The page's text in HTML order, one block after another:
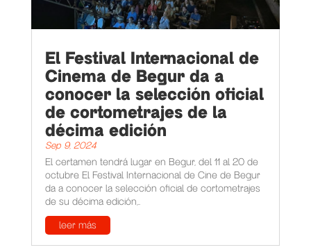
El Festival Internacional de
Cinema de Begur da a
conocer la selección oficial
de cortometrajes de la
décima edición
Sep 9, 2024
El certamen tendrá lugar en Begur, del 11 al 20 de
octubre. El Festival Internacional de Cine de Begur
da a conocer la selección oficial de cortometrajes
de su décima edición,...
leer más